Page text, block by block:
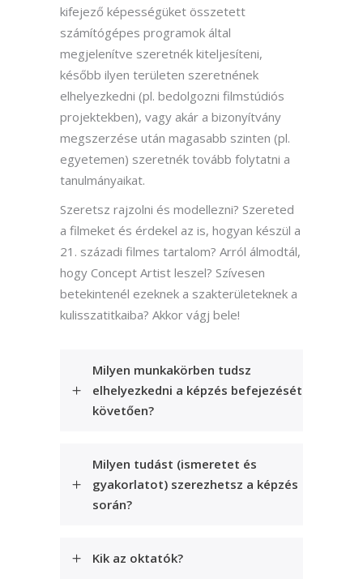
kifejező képességüket összetett
számítógépes programok által
megjelenítve szeretnék kiteljesíteni,
később ilyen területen szeretnének
elhelyezkedni (pl. bedolgozni filmstúdiós
projektekben), vagy akár a bizonyítvány
megszerzése után magasabb szinten (pl.
egyetemen) szeretnék tovább folytatni a
tanulmányaikat.
Szeretsz rajzolni és modellezni? Szereted
a filmeket és érdekel az is, hogyan készül a
21. századi filmes tartalom? Arról álmodtál,
hogy Concept Artist leszel? Szívesen
betekintenél ezeknek a szakterületeknek a
kulisszatitkaiba? Akkor vágj bele!
Milyen munkakörben tudsz
elhelyezkedni a képzés befejezését
követően?
Milyen tudást (ismeretet és
gyakorlatot) szerezhetsz a képzés
során?
Kik az oktatók?